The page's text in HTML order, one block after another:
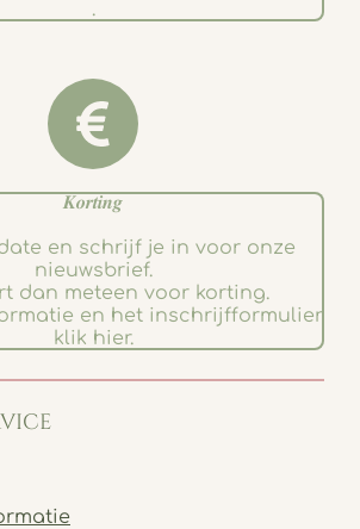
.
𝑲𝒐𝒓𝒕𝒊𝒏𝒈
en schrijf je in voor onze
nieuwsbrief.
dan meteen voor korting.
en het inschrijfformulier
klik hier.